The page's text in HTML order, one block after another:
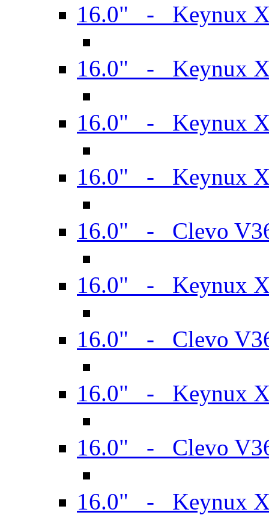
16.0" - Keynux
16.0" - Keynux
16.0" - Keynux
16.0" - Keynux
16.0" - Clevo
16.0" - Keynux
16.0" - Clevo
16.0" - Keynux
16.0" - Clevo
16.0" - Keynux